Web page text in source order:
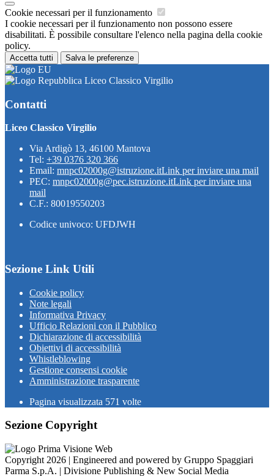
Cookie necessari per il funzionamento
I cookie necessari per il funzionamento non possono essere
disabilitati. È possibile consultare l'elenco nella pagina della cookie
policy.
Accetta tutti Salva le preferenze
Liceo Classico Virgilio
Contatti
Liceo Classico Virgilio
Via Ardigò 13, 46100 Mantova
Tel: +39 0376 320 366
Email: mnpc02000g@istruzione.itLink per inviare una mail
PEC: mnpc02000g@pec.istruzione.itLink per inviare una
mail
C.F.: 80019550203
Codice univoco: UFDJWH
Sezione Link Utili
Cookie policy
Note legali
Informativa Privacy
Ufficio Relazioni con il Pubblico
Dichiarazione di accessibilità
Obiettivi di accessibilità
Whistleblowing
Gestione consensi cookie
Amministrazione trasparente
Pagina visualizzata 571 volte
Sezione Copyright
Copyright 2026 | Engineered and powered by Gruppo Spaggiari
Parma S.p.A. | Divisione Publishing & New Social Media